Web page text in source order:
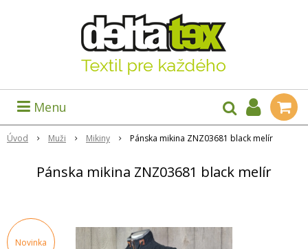
Menu
Úvod Muži Mikiny Pánska mikina ZNZ03681 black melír
Pánska mikina ZNZ03681 black melír
Novinka